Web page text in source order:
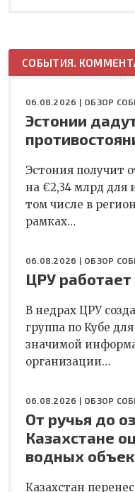
СОБЫТИЯ.
06.08.2026 | ОБЗОР
Эстонии
Эстония получит
на €2,34 млрд для
том числе в
рамках…
06.08.2026 | ОБЗОР
ЦРУ
В недрах ЦРУ
группа по Кубе
значимой
организации…
06.08.2026 | ОБЗОР
От ручья до
Казахстане
водных
Казахстан